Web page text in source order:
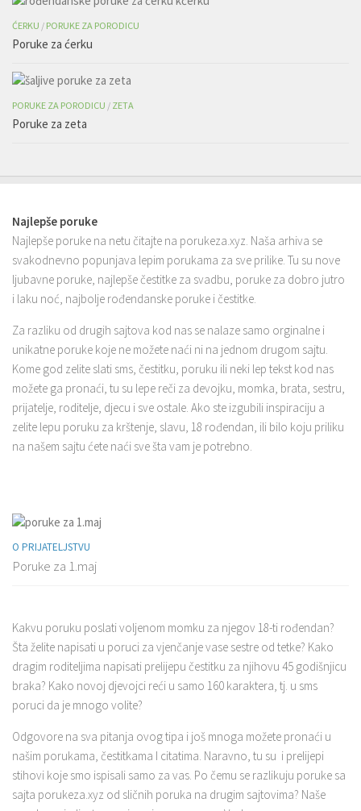
ĆERKU / PORUKE ZA PORODICU
Poruke za ćerku
PORUKE ZA PORODICU / ZETA
Poruke za zeta
Najlepše poruke
Najlepše poruke na netu čitajte na porukeza.xyz. Naša arhiva se
svakodnevno popunjava lepim porukama za sve prilike. Tu su nove
ljubavne poruke, najlepše čestitke za svadbu, poruke za dobro jutro
i laku noć, najbolje rođendanske poruke i čestitke.
Za razliku od drugih sajtova kod nas se nalaze samo orginalne i
unikatne poruke koje ne možete naći ni na jednom drugom sajtu.
Kome god zelite slati sms, čestitku, poruku ili neki lep tekst kod nas
možete ga pronaći, tu su lepe reči za devojku, momka, brata, sestru,
prijatelje, roditelje, djecu i sve ostale. Ako ste izgubili inspiraciju a
zelite lepu poruku za krštenje, slavu, 18 rođendan, ili bilo koju priliku
na našem sajtu ćete naći sve šta vam je potrebno.
O PRIJATELJSTVU
Poruke za 1.maj
Kakvu poruku poslati voljenom momku za njegov 18-ti rođendan?
Šta želite napisati u poruci za vjenčanje vase sestre od tetke? Kako
dragim roditeljima napisati prelijepu čestitku za njihovu 45 godišnjicu
braka? Kako novoj djevojci reći u samo 160 karaktera, tj. u sms
poruci da je mnogo volite?
Odgovore na sva pitanja ovog tipa i još mnoga možete pronaći u
našim porukama, čestitkama I citatima. Naravno, tu su i prelijepi
stihovi koje smo ispisali samo za vas. Po čemu se razlikuju poruke sa
sajta porukeza.xyz od sličnih poruka na drugim sajtovima? Naše